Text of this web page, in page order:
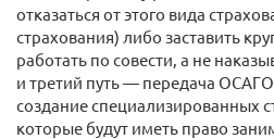
отказаться от этого вида
страхования) либо заставить
работать по совести, а не
и третий путь — передача ОСАГО
создание специализированных
которые будут иметь право